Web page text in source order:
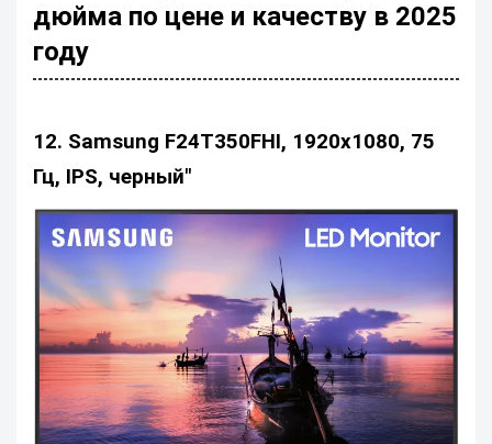
дюйма по цене и качеству в 2025
году
12. Samsung F24T350FHI, 1920x1080, 75
Гц, IPS, черный"